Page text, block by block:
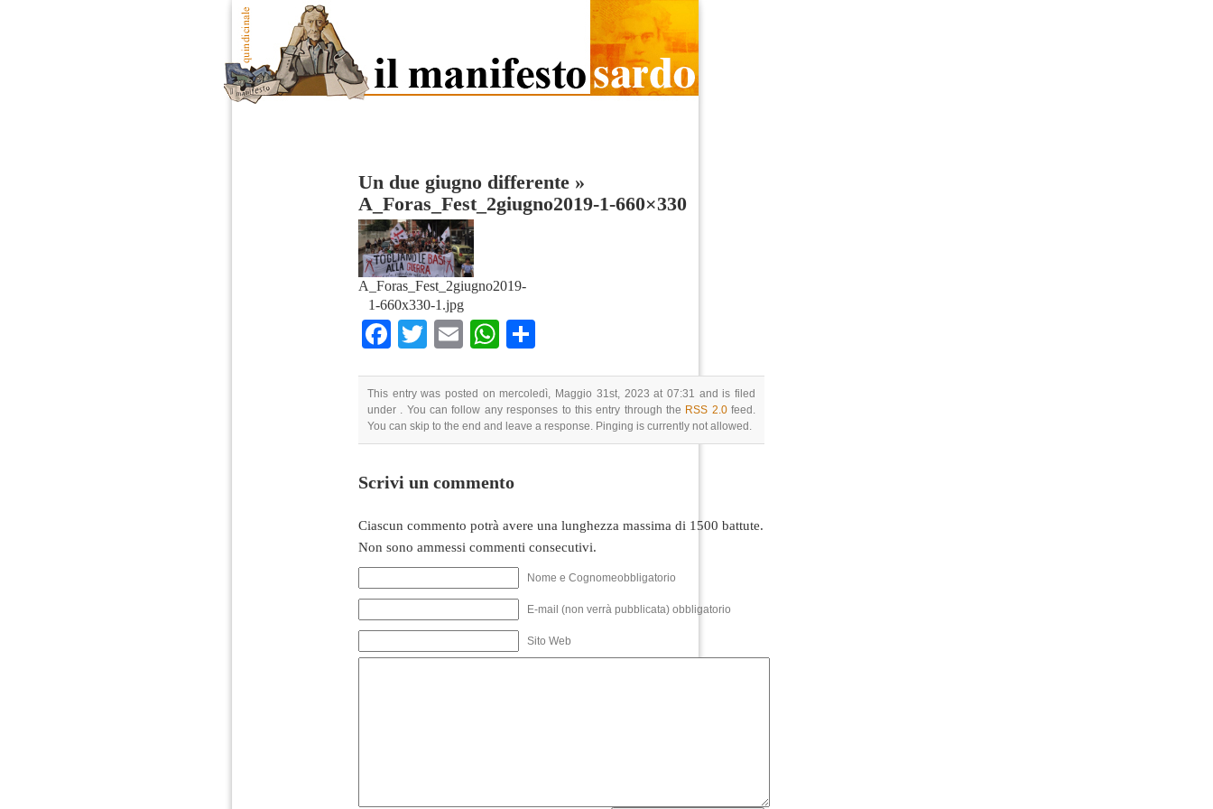
Un due giugno differente »
A_Foras_Fest_2giugno2019-1-660×330
A_Foras_Fest_2giugno2019-
1-660x330-1.jpg
Facebook
TwitterEmailWhatsApp
This entry was posted on mercoledì, Maggio 31st, 2023 at 07:31 and is filed
under . You can follow any responses to this entry through the RSS 2.0feed.
You can skip to the end and leave a response. Pinging is currently not allowed.
Scrivi un commento
Ciascun commento potrà avere una lunghezza massima di 1500 battute.
Non sono ammessi commenti consecutivi.
Nome e Cognomeobbligatorio
E-mail (non verrà pubblicata) obbligatorio
Sito Web